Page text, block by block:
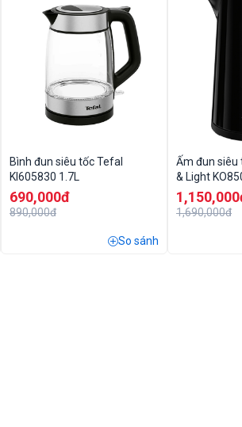
Bình đun siêu tốc Tefal
KI605830 1.7L
690,000đ
890,000đ
So sánh
Ấm đun
& Light
1,690,000đ